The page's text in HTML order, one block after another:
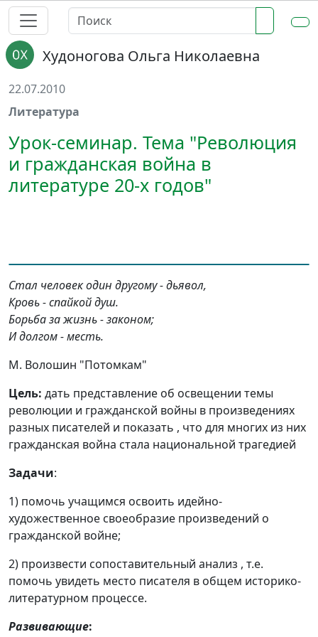
Худоногова Ольга Николаевна
22.07.2010
Литература
Урок-семинар. Тема "Революция
и гражданская война в
литературе 20-х годов"
Стал человек один другому - дьявол,
Кровь - спайкой душ.
Борьба за жизнь - законом;
И долгом - месть.
М. Волошин "Потомкам"
Цель: дать представление об освещении темы
революции и гражданской войны в произведениях
разных писателей и показать , что для многих из них
гражданская война стала национальной трагедией
Задачи:
1) помочь учащимся освоить идейно-
художественное своеобразие произведений о
гражданской войне;
2) произвести сопоставительный анализ , т.е.
помочь увидеть место писателя в общем историко-
литературном процессе.
Развивающие: